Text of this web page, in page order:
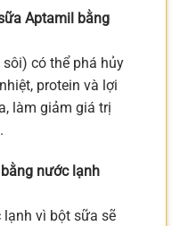
Aptamil bằng
có thể phá hủy
protein và lợi
làm giảm giá trị
nước lạnh
lạnh vì bột sữa sẽ